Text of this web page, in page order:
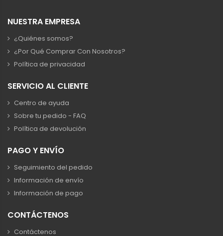
NUESTRA EMPRESA
¿Quiénes somos?
¿Por Qué Comprar Con Nosotros?
Política de privacidad
SERVICIO AL CLIENTE
Centro de ayuda
Sobre tu pedido - FAQ
Política de devolución
PAGO Y ENVÍO
Seguimiento del pedido
Información de envío
Información de pago
CONTÁCTENOS
Contáctenos